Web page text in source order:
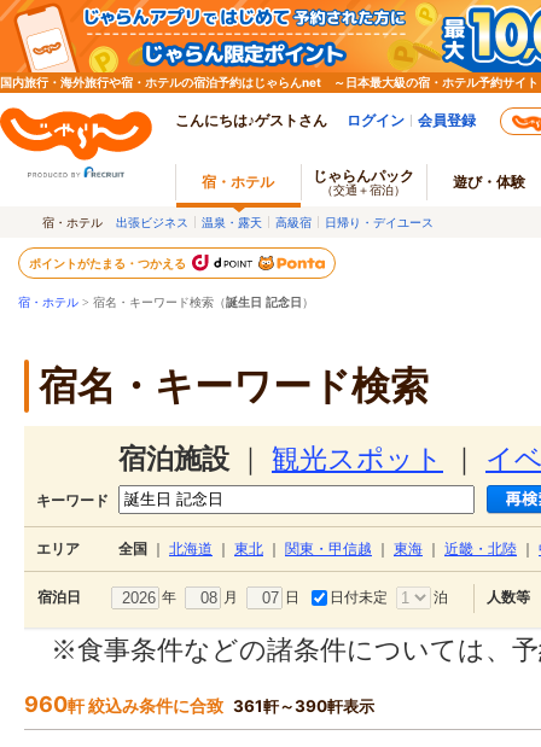
国内旅行・海外旅行や宿・ホテルの宿泊予約はじゃらんnet ～日本最大級の宿・ホテル予約サイト
こんにちは♪ゲストさん ログイン 会員登録
宿・ホテル じゃらんパック
（交通＋宿泊） 遊び・体験
宿・ホテル 出張ビジネス 温泉・露天 高級宿 日帰り・デイユース
ポイントがたまる・つかえる
宿・ホテル > 宿名・キーワード検索（誕生日 記念日 ）
宿名・キーワード検索
宿泊施設 観光スポット イ
キーワード
エリア 全国 北海道 東北 関東・甲信越 東海 近畿・北陸
宿泊日 年 月 日 日付未定 泊 人数等
※食事条件などの諸条件については、
960軒 絞込み条件に合致 361軒～390軒表示